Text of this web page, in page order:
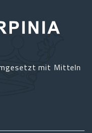
mit Mitteln